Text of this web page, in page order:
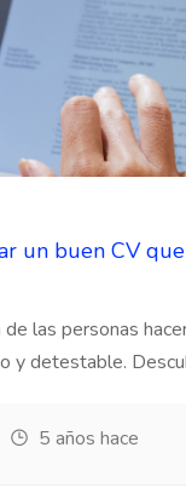
un buen CV
las personas
y detestable.
5 años hace